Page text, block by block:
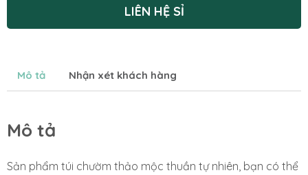
LIÊN HỆ SỈ
Mô tả Nhận xét khách hàng
Mô tả
Sản phẩm túi chườm thảo mộc thuần tự nhiên, bạn có thể